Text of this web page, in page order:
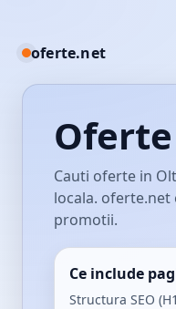
oferte.net
Cauti oferte in
locala. oferte.net
promotii.
Ce include
Structura SEO